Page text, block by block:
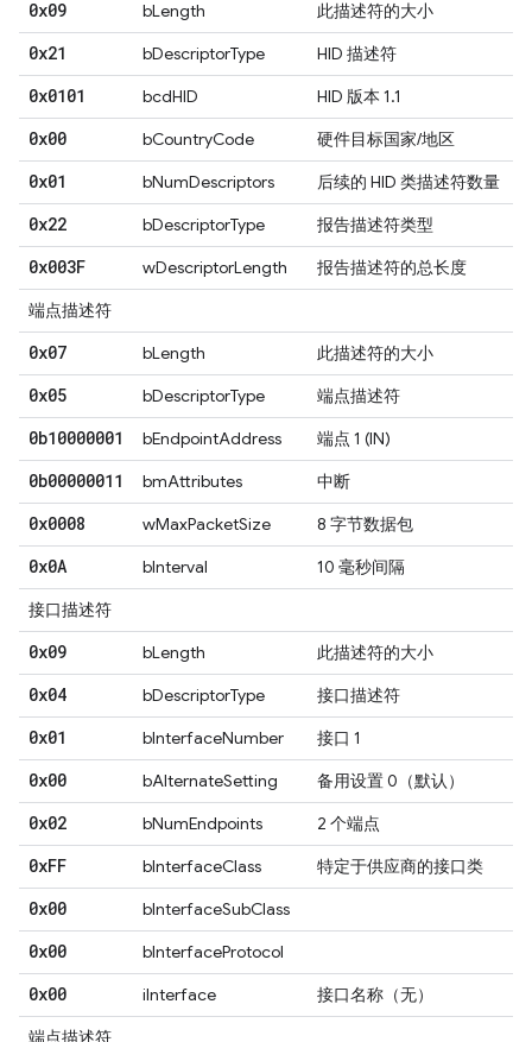
0x09 bLength 此描述符的大小
0x21 bDescriptorType HID 描述符
0x0101 bcdHID HID 版本 1.1
0x00 bCountryCode 硬件目标国家/地区
0x01 bNumDescriptors 后续的 HID 类描述符数量
0x22 bDescriptorType 报告描述符类型
0x003F wDescriptorLength
报告描述符的总长度
端点描述符
0x07 bLength 此描述符的大小
0x05 bDescriptorType 端点描述符
0b10000001 bEndpointAddress 端点 1 (IN)
0b00000011 bmAttributes 中断
0x0008 wMaxPacketSize 8 字节数据包
0x0A bInterval
10 毫秒间隔
接口描述符
0x09 bLength 此描述符的大小
0x04 bDescriptorType 接口描述符
0x01 bInterfaceNumber 接口 1
0x00 bAlternateSetting 备用设置 0（默认）
0x02 bNumEndpoints 2 个端点
0xFF bInterfaceClass 特定于供应商的接口类
0x00 bInterfaceSubClass
0x00 bInterfaceProtocol
0x00 iInterface
接口名称（无）
端点描述符